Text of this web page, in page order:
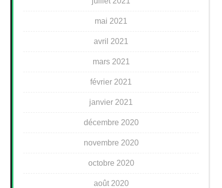
mai 2021
avril 2021
mars 2021
février 2021
janvier 2021
décembre 2020
novembre 2020
octobre 2020
août 2020